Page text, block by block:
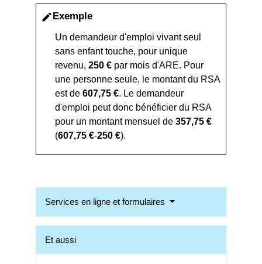
edit Exemple
Un demandeur d'emploi vivant seul
sans enfant touche, pour unique
revenu,250 € par mois d'ARE. Pour
une personne seule, le montant du RSA
est de607,75 €. Le demandeur
d'emploi peut donc bénéficier du RSA
pour un montant mensuel de357,75 €
(607,75 €-250 €).
Services en ligne et formulaires
Et aussi